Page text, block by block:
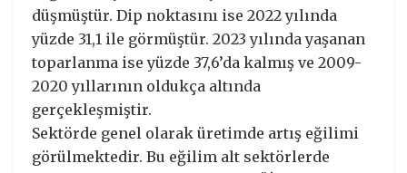
düşmüştür. Dip noktasını ise 2022 yılında
yüzde 31,1 ile görmüştür. 2023 yılında yaşanan
toparlanma ise yüzde 37,6’da kalmış ve 2009-
2020 yıllarının oldukça altında
gerçekleşmiştir.
Sektörde genel olarak üretimde artış eğilimi
görülmektedir. Bu eğilim alt sektörlerde